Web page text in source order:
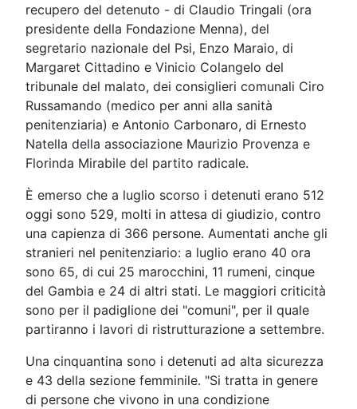
recupero del detenuto - di Claudio Tringali (ora
presidente della Fondazione Menna), del
segretario nazionale del Psi, Enzo Maraio, di
Margaret Cittadino e Vinicio Colangelo del
tribunale del malato, dei consiglieri comunali Ciro
Russamando (medico per anni alla sanità
penitenziaria) e Antonio Carbonaro, di Ernesto
Natella della associazione Maurizio Provenza e
Florinda Mirabile del partito radicale.
È emerso che a luglio scorso i detenuti erano 512
oggi sono 529, molti in attesa di giudizio, contro
una capienza di 366 persone. Aumentati anche gli
stranieri nel penitenziario: a luglio erano 40 ora
sono 65, di cui 25 marocchini, 11 rumeni, cinque
del Gambia e 24 di altri stati. Le maggiori criticità
sono per il padiglione dei "comuni", per il quale
partiranno i lavori di ristrutturazione a settembre.
Una cinquantina sono i detenuti ad alta sicurezza
e 43 della sezione femminile. "Si tratta in genere
di persone che vivono in una condizione